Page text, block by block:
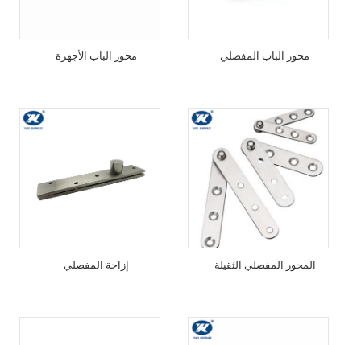
محور الباب الأجهزة محور الباب المفصلي
إزاحة المفصلي المحور المفصلي الثقيلة